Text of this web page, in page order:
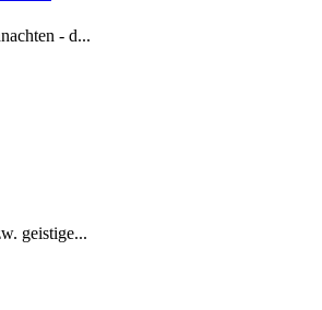
- d...
geistige...